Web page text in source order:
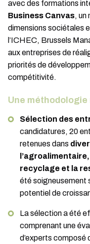
avec des formations
Business Canvas, un
dimensions sociétales
l’ICHEC, Brussels
aux entreprises de
priorités de
compétitivité.
Une
Sélection des
candidatures, 20
retenues dans
recyclage et la
été soigneusement
potentiel de
La sélection a été
comprenant une
d’experts composé